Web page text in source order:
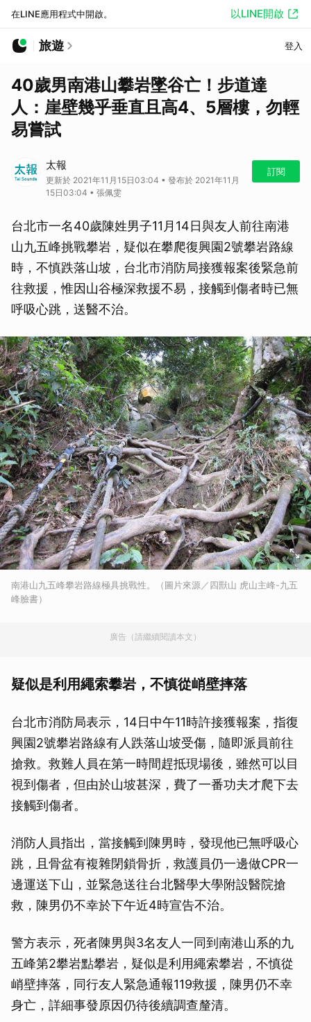
在LINE應用程式中開啟。 以LINE開啟
旅遊 登入
40歲男南港山攀岩墜谷亡！步道達
人：崖壁幾乎垂直且高4、5層樓，勿輕
易嘗試
太報
更新於 2021年11月15日03:04 • 發布於 2021年11月
15日03:04 • 張佩雯
訂閱
台北市一名40歲陳姓男子11月14日與友人前往南港
山九五峰挑戰攀岩，疑似在攀爬復興園2號攀岩路線
時，不慎跌落山坡，台北市消防局接獲報案後緊急前
往救援，惟因山谷極深救援不易，接觸到傷者時已無
呼吸心跳，送醫不治。
南港山九五峰攀岩路線極具挑戰性。（圖片來源／四獸山 虎山主峰-九五
峰臉書）
廣告（請繼續閱讀本文）
疑似是利用繩索攀岩，不慎從峭壁摔落
台北市消防局表示，14日中午11時許接獲報案，指復
興園2號攀岩路線有人跌落山坡受傷，隨即派員前往
搶救。救難人員在第一時間趕抵現場後，雖然可以目
視到傷者，但由於山坡甚深，費了一番功夫才爬下去
接觸到傷者。
消防人員指出，當接觸到陳男時，發現他已無呼吸心
跳，且骨盆有複雜閉鎖骨折，救護員仍一邊做CPR一
邊運送下山，並緊急送往台北醫學大學附設醫院搶
救，陳男仍不幸於下午近4時宣告不治。
警方表示，死者陳男與3名友人一同到南港山系的九
五峰第2攀岩點攀岩，疑似是利用繩索攀岩，不慎從
峭壁摔落，同行友人緊急通報119救援，陳男仍不幸
身亡，詳細事發原因仍待後續調查釐清。